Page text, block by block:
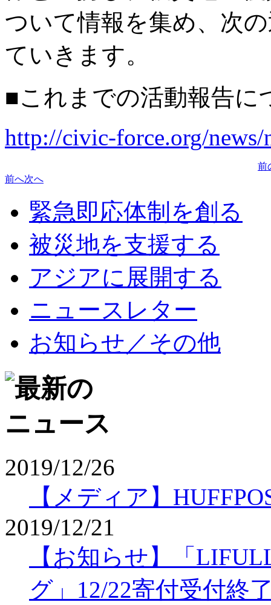
ついて情報を集め、次
ていきます。
■これまでの活動報告に
http://civic-force.org/news/
前
前へ次へ
緊急即応体制を創る
被災地を支援する
アジアに展開する
ニュースレター
お知らせ／その他
2019/12/26
【メディア】
2019/12/21
【お知らせ】「
グ」12/22寄付受付終